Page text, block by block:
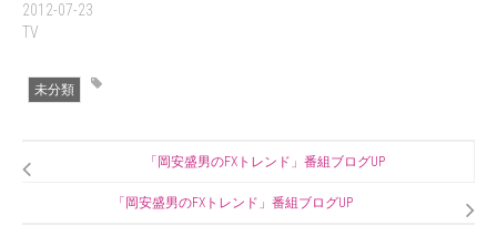
2012-07-23
TV
未分類
「岡安盛男のFXトレンド」番組ブログUP
「岡安盛男のFXトレンド」番組ブログUP